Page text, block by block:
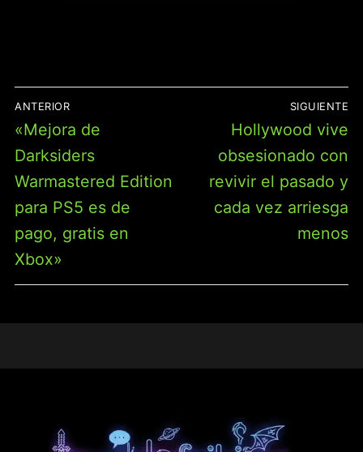
NAVEGACIÓN
DE
ENTRADAS
ANTERIOR
Entrada
anterior:
«Mejora de
Darksiders
Warmastered Edition
para PS5 es de
pago, gratis en
Xbox»
SIGUIENTE
Entrada
siguiente:
Hollywood vive
obsesionado con
revivir el pasado y
cada vez arriesga
menos